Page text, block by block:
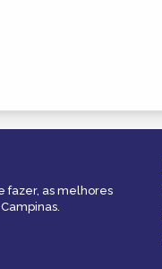
fazer, as melhores